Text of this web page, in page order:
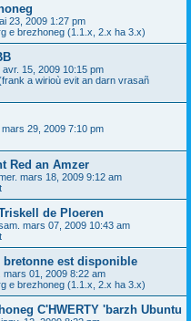
23, 2009 1:27 pm
e brezhoneg (1.1.x, 2.x ha 3.x)
avr. 15, 2009 10:15 pm
a wirioù evit an darn vrasañ
mars 29, 2009 7:10 pm
Red an Amzer
mars 18, 2009 9:12 am
de Ploeren
mars 07, 2009 10:43 am
bretonne est disponible
mars 01, 2009 8:22 am
e brezhoneg (1.1.x, 2.x ha 3.x)
C'HWERTY 'barzh Ubuntu